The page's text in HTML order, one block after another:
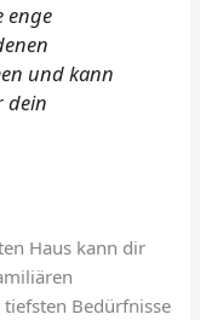
enge
und kann
dein
Haus kann dir
Bedürfnisse